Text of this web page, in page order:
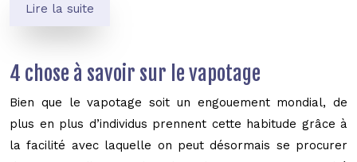
Lire la suite
4 chose à savoir sur le vapotage
Bien que le vapotage soit un engouement mondial, de
plus en plus d’individus prennent cette habitude grâce à
la facilité avec laquelle on peut désormais se procurer